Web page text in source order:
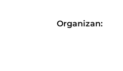
Organizan: